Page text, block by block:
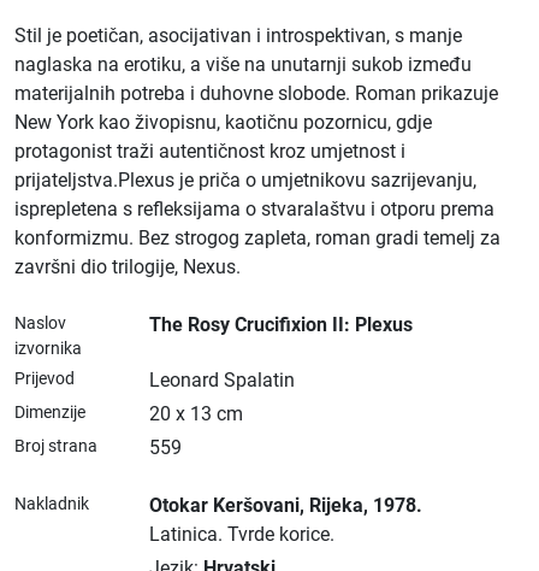
Stil je poetičan, asocijativan i introspektivan, s manje
naglaska na erotiku, a više na unutarnji sukob između
materijalnih potreba i duhovne slobode. Roman prikazuje
New York kao živopisnu, kaotičnu pozornicu, gdje
protagonist traži autentičnost kroz umjetnost i
prijateljstva.Plexus je priča o umjetnikovu sazrijevanju,
isprepletena s refleksijama o stvaralaštvu i otporu prema
konformizmu. Bez strogog zapleta, roman gradi temelj za
završni dio trilogije, Nexus.
Naslov
izvornika
The Rosy Crucifixion II: Plexus
Prijevod Leonard Spalatin
Dimenzije 20 x 13 cm
Broj strana 559
Nakladnik Otokar Keršovani, Rijeka, 1978.
Latinica. Tvrde korice.